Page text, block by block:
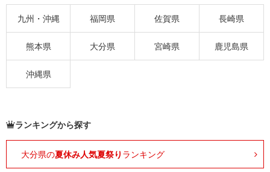
九州・沖縄 福岡県 佐賀県 長崎県
熊本県 大分県 宮崎県 鹿児島県
沖縄県
ランキングから探す
大分県の夏休み人気夏祭り ランキング